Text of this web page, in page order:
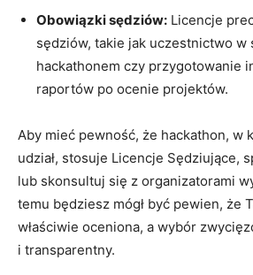
Obowiązki sędziów: Licencje
sędziów, takie jak uczestnictwo w
hackathonem czy przygotowanie
raportów po ocenie projektów.
Aby mieć⁤ pewność, że hackathon, w
udział, stosuje Licencje Sędziujące,
lub ⁣skonsultuj się​ z organizatorami
temu będziesz mógł być pewien, że
właściwie​ oceniona, a wybór
i⁤ transparentny.